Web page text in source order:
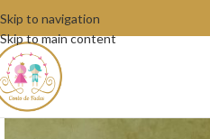
Skip to navigation
Skip to main content